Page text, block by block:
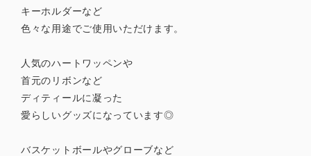
キーホルダーなど
色々な用途でご使用いただけます。
人気のハートワッペンや
首元のリボンなど
ディティールに凝った
愛らしいグッズになっています◎
バスケットボールやグローブなど